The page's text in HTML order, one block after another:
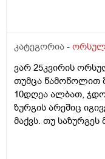
მკურნალობდა
იყოს,ორსულობა
მომხმარებელი
ჯანმრთელობის
მარიხუანა ხელა
იქნევაო,მოკლედ
კატეგორია -
ვარ 25კვირის
თუმცა წამოწოლით
10დღეა ალბათ,
ზურგის არეშიც
მაქვს. თუ საზურგეს